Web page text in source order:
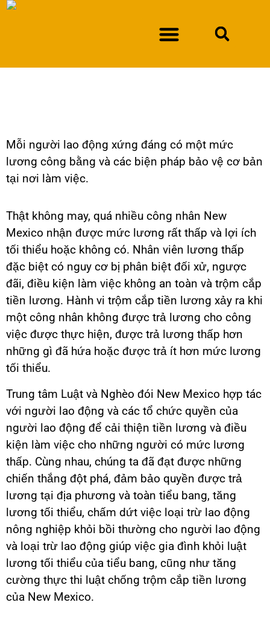
Mỗi người lao động xứng đáng có một mức
lương công bằng và các biện pháp bảo vệ cơ bản
tại nơi làm việc.
Thật không may, quá nhiều công nhân New
Mexico nhận được mức lương rất thấp và lợi ích
tối thiểu hoặc không có. Nhân viên lương thấp
đặc biệt có nguy cơ bị phân biệt đối xử, ngược
đãi, điều kiện làm việc không an toàn và trộm cắp
tiền lương. Hành vi trộm cắp tiền lương xảy ra khi
một công nhân không được trả lương cho công
việc được thực hiện, được trả lương thấp hơn
những gì đã hứa hoặc được trả ít hơn mức lương
tối thiểu.
Trung tâm Luật và Nghèo đói New Mexico hợp tác
với người lao động và các tổ chức quyền của
người lao động để cải thiện tiền lương và điều
kiện làm việc cho những người có mức lương
thấp. Cùng nhau, chúng ta đã đạt được những
chiến thắng đột phá, đảm bảo quyền được trả
lương tại địa phương và toàn tiểu bang, tăng
lương tối thiểu, chấm dứt việc loại trừ lao động
nông nghiệp khỏi bồi thường cho người lao động
và loại trừ lao động giúp việc gia đình khỏi luật
lương tối thiểu của tiểu bang, cũng như tăng
cường thực thi luật chống trộm cắp tiền lương
của New Mexico.